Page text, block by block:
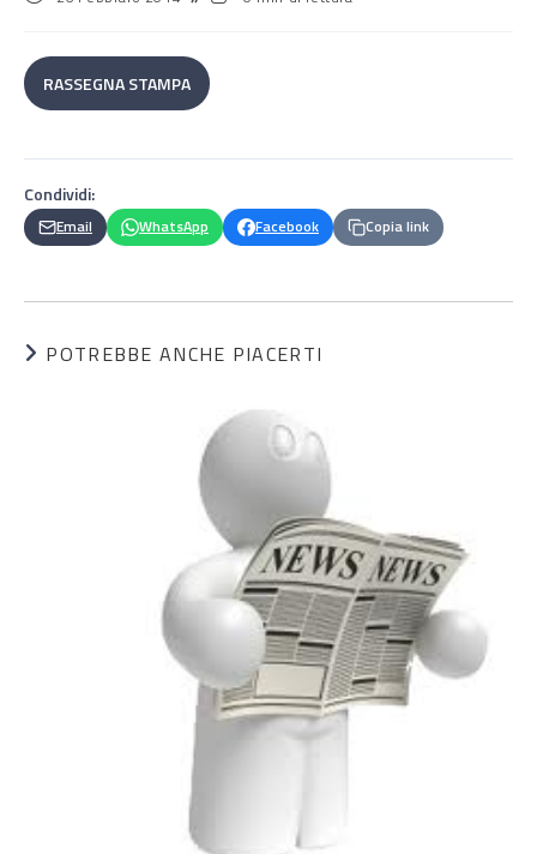
RASSEGNA STAMPA
Condividi:
Email WhatsApp Facebook Copia link
POTREBBE ANCHE PIACERTI